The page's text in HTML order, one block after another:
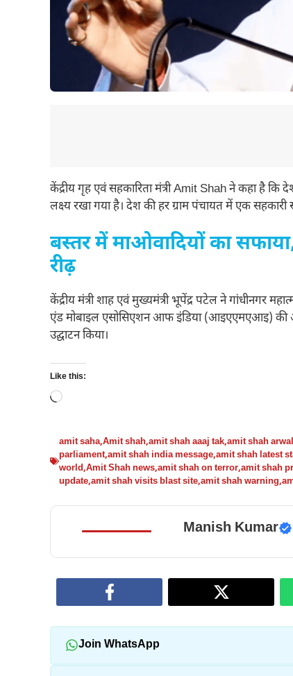
केंद्रीय गृह एवं सहकारिता मंत्री Amit Shah ने कहा है
लक्ष्य रखा गया है। देश की हर ग्राम पंचायत में एक
बस्तर में माओवादियों का
रीढ़
केंद्रीय मंत्री शाह एवं मुख्यमंत्री भूपेंद्र पटेल ने गांधीनगर
एंड मोबाइल एसोसिएशन आफ इंडिया (आइएएमएआइ) की
उद्घाटन किया।
Like this:
Loading…
amit saha,Amit shah,amit shah aaaj tak,amit shah
parliament,amit shah india message,amit shah latest
world,Amit Shah news,amit shah on terror,amit shah
update,amit shah visits blast site,amit shah warning,
Manish Kumar
Join WhatsApp